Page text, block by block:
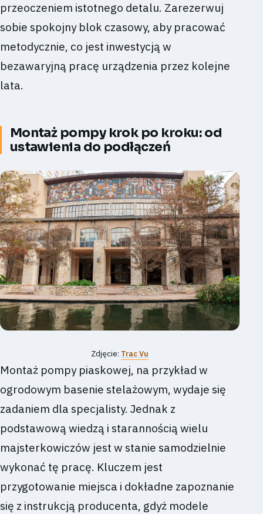
przeoczeniem istotnego detalu. Zarezerwuj
sobie spokojny blok czasowy, aby pracować
metodycznie, co jest inwestycją w
bezawaryjną pracę urządzenia przez kolejne
lata.
Montaż pompy krok po kroku: od
ustawienia do podłączeń
Zdjęcie: Trac Vu
Montaż pompy piaskowej, na przykład w
ogrodowym basenie stelażowym, wydaje się
zadaniem dla specjalisty. Jednak z
podstawową wiedzą i starannością wielu
majsterkowiczów jest w stanie samodzielnie
wykonać tę pracę. Kluczem jest
przygotowanie miejsca i dokładne zapoznanie
się z instrukcją producenta, gdyż modele